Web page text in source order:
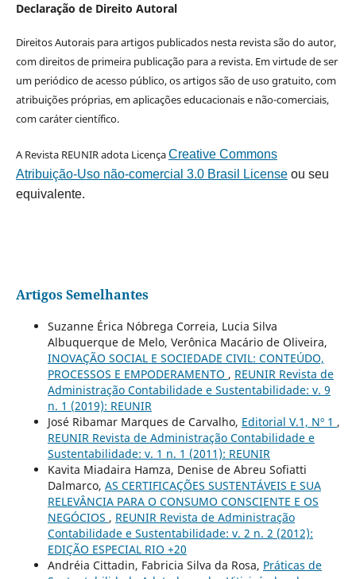
Declaração de Direito Autoral
Direitos Autorais para artigos publicados nesta revista são do autor,
com direitos de primeira publicação para a revista. Em virtude de ser
um periódico de acesso público, os artigos são de uso gratuito, com
atribuições próprias, em aplicações educacionais e não-comerciais,
com caráter científico.
A Revista REUNIR adota LicençaCreative Commons
Atribuição-Uso não-comercial 3.0 Brasil Licenseou seu
equivalente.
Artigos Semelhantes
Suzanne Érica Nóbrega Correia, Lucia Silva
Albuquerque de Melo, Verônica Macário de Oliveira,
INOVAÇÃO SOCIAL E SOCIEDADE CIVIL: CONTEÚDO,
PROCESSOS E EMPODERAMENTO , REUNIR Revista de
Administração Contabilidade e Sustentabilidade: v. 9
n. 1 (2019): REUNIR
José Ribamar Marques de Carvalho, Editorial V.1, Nº 1 ,
REUNIR Revista de Administração Contabilidade e
Sustentabilidade: v. 1 n. 1 (2011): REUNIR
Kavita Miadaira Hamza, Denise de Abreu Sofiatti
Dalmarco, AS CERTIFICAÇÕES SUSTENTÁVEIS E SUA
RELEVÂNCIA PARA O CONSUMO CONSCIENTE E OS
NEGÓCIOS , REUNIR Revista de Administração
Contabilidade e Sustentabilidade: v. 2 n. 2 (2012):
EDIÇÃO ESPECIAL RIO +20
Andréia Cittadin, Fabricia Silva da Rosa, Práticas de